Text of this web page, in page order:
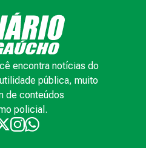
encontra notícias do
pública, muito
de conteúdos
policial.